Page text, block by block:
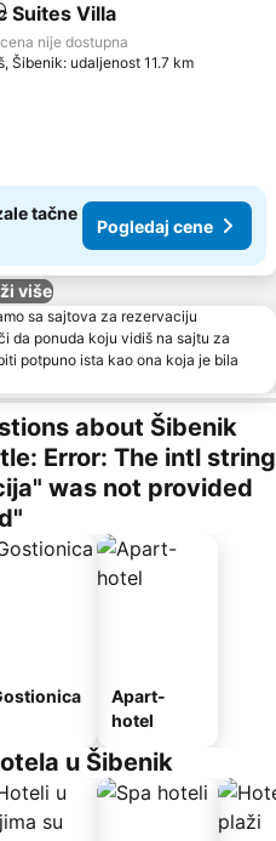
u favorite
Suites Villa
nije dostupna
Šibenik: udaljenost 11.7 km
tačne
Pogledaj cene
više
sa sajtova za rezervaciju
da ponuda koju vidiš na sajtu za
potpuno ista kao ona koja je bila
about Šibenik
Error: The intl string
was not provided
Apart-
hotel
u Šibenik